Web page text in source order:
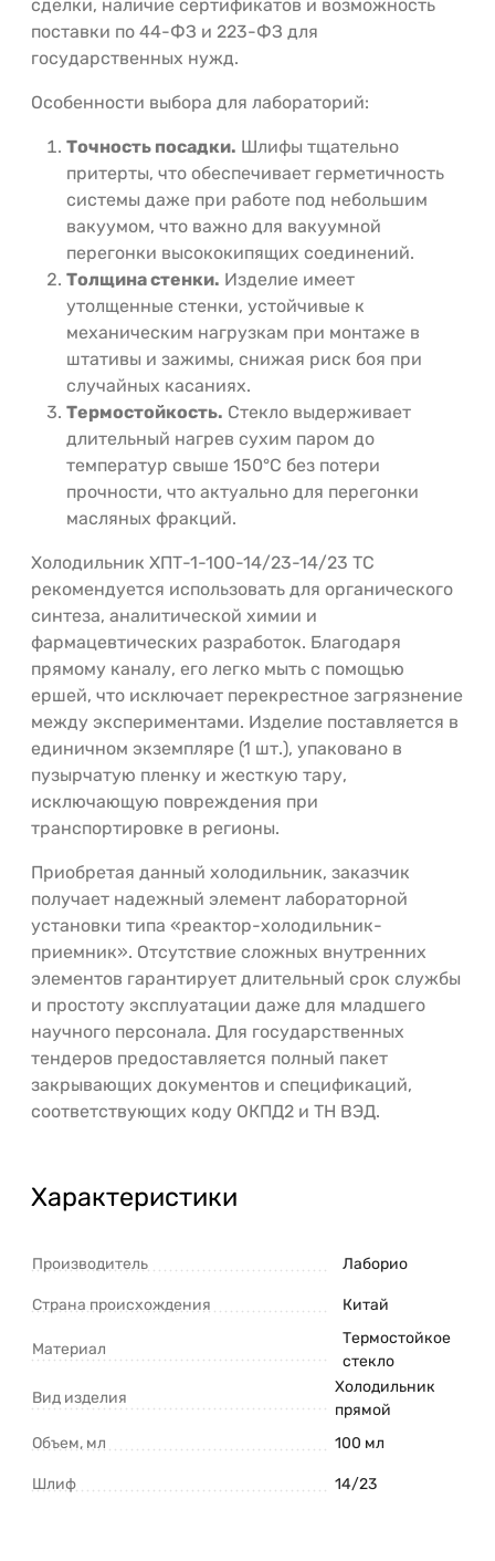
сделки, наличие сертификатов и возможность
поставки по 44-ФЗ и 223-ФЗ для
государственных нужд.
Особенности выбора для лабораторий:
Точность посадки. Шлифы тщательно
притерты, что обеспечивает герметичность
системы даже при работе под небольшим
вакуумом, что важно для вакуумной
перегонки высококипящих соединений.
Толщина стенки. Изделие имеет
утолщенные стенки, устойчивые к
механическим нагрузкам при монтаже в
штативы и зажимы, снижая риск боя при
случайных касаниях.
Термостойкость. Стекло выдерживает
длительный нагрев сухим паром до
температур свыше 150°C без потери
прочности, что актуально для перегонки
масляных фракций.
Холодильник ХПТ-1-100-14/23-14/23 ТС
рекомендуется использовать для органического
синтеза, аналитической химии и
фармацевтических разработок. Благодаря
прямому каналу, его легко мыть с помощью
ершей, что исключает перекрестное загрязнение
между экспериментами. Изделие поставляется в
единичном экземпляре (1 шт.), упаковано в
пузырчатую пленку и жесткую тару,
исключающую повреждения при
транспортировке в регионы.
Приобретая данный холодильник, заказчик
получает надежный элемент лабораторной
установки типа «реактор-холодильник-
приемник». Отсутствие сложных внутренних
элементов гарантирует длительный срок службы
и простоту эксплуатации даже для младшего
научного персонала. Для государственных
тендеров предоставляется полный пакет
закрывающих документов и спецификаций,
соответствующих коду ОКПД2 и ТН ВЭД.
Характеристики
Производитель Лаборио
Страна происхождения Китай
Материал
Термостойкое
стекло
Вид изделия
Холодильник
прямой
Объем, мл
100 мл
Шлиф 14/23